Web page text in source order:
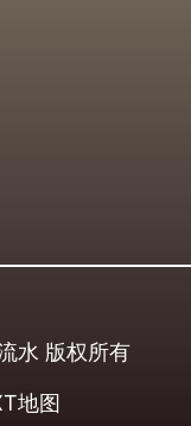
水 版权所有
地图